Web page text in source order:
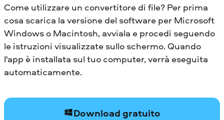
Come utilizzare un convertitore di file? Per prima
cosa scarica la versione del software per Microsoft
Windows o Macintosh, avviala e procedi seguendo
le istruzioni visualizzate sullo schermo. Quando
l'app è installata sul tuo computer, verrà eseguita
automaticamente.
Download gratuito